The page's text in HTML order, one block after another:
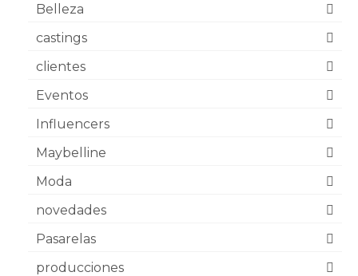
Belleza
castings
clientes
Eventos
Influencers
Maybelline
Moda
novedades
Pasarelas
producciones